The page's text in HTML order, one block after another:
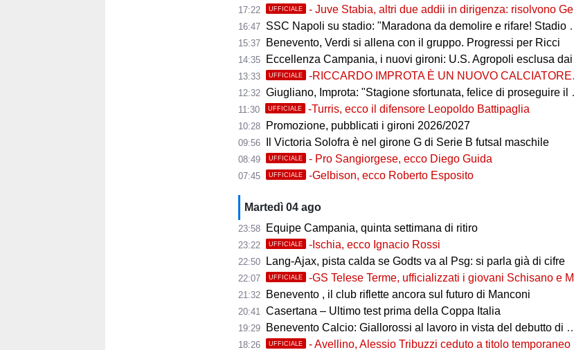
17:22 UFFICIALE - Juve Stabia, altri due addii in dirigenza: risolvono Gerbo e Zanardini
16:47 SSC Napoli su stadio: "Maradona da demolire e rifare! Stadio nuovo in ex area Q8"
15:37 Benevento, Verdi si allena con il gruppo. Progressi per Ricci
14:35 Eccellenza Campania, i nuovi gironi: U.S. Agropoli esclusa dai ripescaggi
13:33 UFFICIALE -RICCARDO IMPROTA È UN NUOVO CALCIATORE DEL GIUGLIANO
12:32 Giugliano, Improta: "Stagione sfortunata, felice di proseguire il percorso"
11:30 UFFICIALE -Turris, ecco il difensore Leopoldo Battipaglia
10:28 Promozione, pubblicati i gironi 2026/2027
09:56 Il Victoria Solofra è nel girone G di Serie B futsal maschile
08:49 UFFICIALE - Pro Sangiorgese, ecco Diego Guida
07:45 UFFICIALE -Gelbison, ecco Roberto Esposito
Martedì 04 ago
23:58 Equipe Campania, quinta settimana di ritiro
23:22 UFFICIALE -Ischia, ecco Ignacio Rossi
22:50 Lang-Ajax, pista calda se Godts va al Psg: si parla già di cifre
22:07 UFFICIALE -GS Telese Terme, ufficializzati i giovani Schisano e Miretto
21:32 Benevento , il club riflette ancora sul futuro di Manconi
20:41 Casertana – Ultimo test prima della Coppa Italia
19:29 Benevento Calcio: Giallorossi al lavoro in vista del debutto di Coppa Italia
18:26 UFFICIALE - Avellino, Alessio Tribuzzi ceduto a titolo temporaneo al Bari